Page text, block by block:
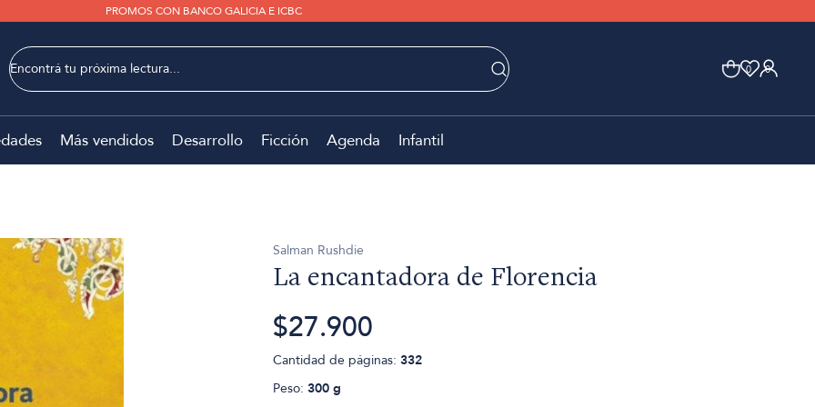
PROMOS CON BANCO GALICIA E ICBC
0 0
Más vendidos Desarrollo Ficción Agenda Infantil
Salman Rushdie
La encantadora de Florencia
$27.900
Cantidad de páginas: 332
Peso: 300 g